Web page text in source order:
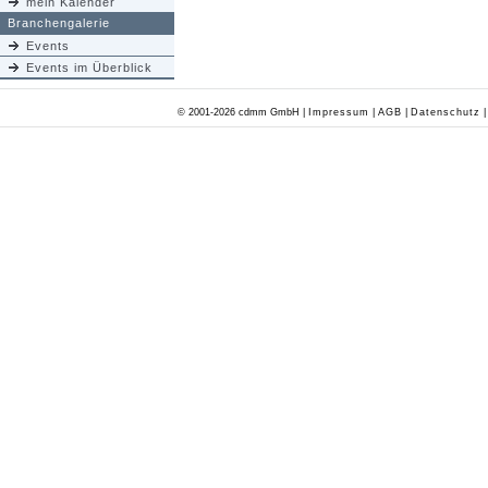
Branchengalerie
Events
Events im Überblick
© 2001-2026 cdmm GmbH | Impressum AGB Datenschutz